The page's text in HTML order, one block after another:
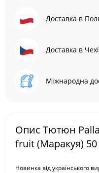
Доставка в
Доставка в
Міжнародна
Опис Тютюн
fruit (Маракуя) 50
Новинка від українського